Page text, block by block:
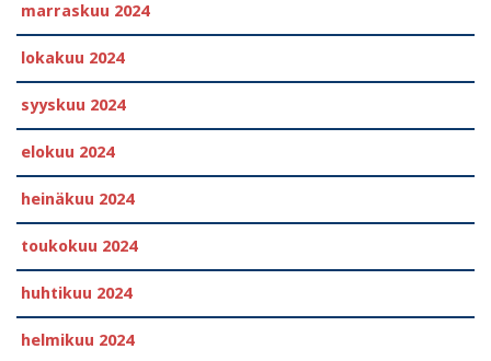
marraskuu 2024
lokakuu 2024
syyskuu 2024
elokuu 2024
heinäkuu 2024
toukokuu 2024
huhtikuu 2024
helmikuu 2024